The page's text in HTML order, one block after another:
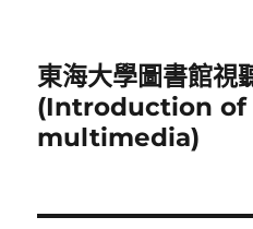
東海大學圖書館視
(Introduction of
multimedia)